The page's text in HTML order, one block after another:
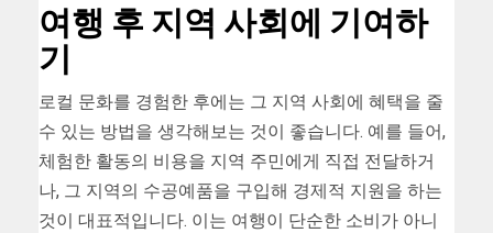
여행 후 지역 사회에 기여하
기
로컬 문화를 경험한 후에는 그 지역 사회에 혜택을 줄
수 있는 방법을 생각해보는 것이 좋습니다. 예를 들어,
체험한 활동의 비용을 지역 주민에게 직접 전달하거
나, 그 지역의 수공예품을 구입해 경제적 지원을 하는
것이 대표적입니다. 이는 여행이 단순한 소비가 아니